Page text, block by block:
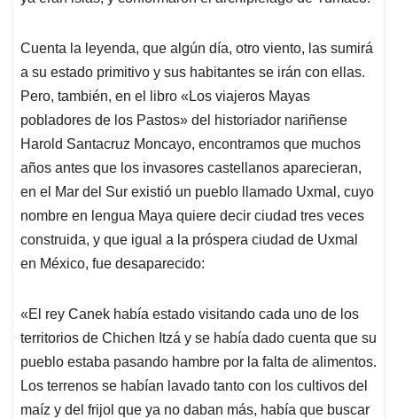
Cuenta la leyenda, que algún día, otro viento, las sumirá
a su estado primitivo y sus habitantes se irán con ellas.
Pero, también, en el libro «Los viajeros Mayas
pobladores de los Pastos» del historiador nariñense
Harold Santacruz Moncayo, encontramos que muchos
años antes que los invasores castellanos aparecieran,
en el Mar del Sur existió un pueblo llamado Uxmal, cuyo
nombre en lengua Maya quiere decir ciudad tres veces
construida, y que igual a la próspera ciudad de Uxmal
en México, fue desaparecido:
«El rey Canek había estado visitando cada uno de los
territorios de Chichen Itzá y se había dado cuenta que su
pueblo estaba pasando hambre por la falta de alimentos.
Los terrenos se habían lavado tanto con los cultivos del
maíz y del frijol que ya no daban más, había que buscar